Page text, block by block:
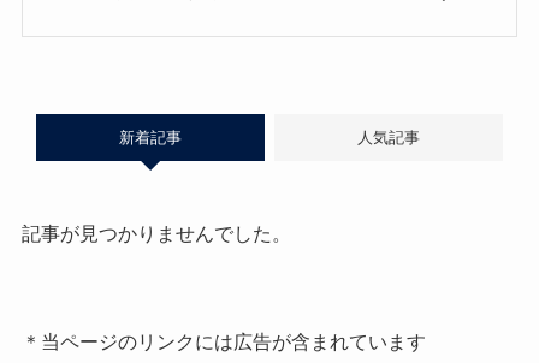
新着記事 人気記事
記事が見つかりませんでした。
＊当ページのリンクには広告が含まれています